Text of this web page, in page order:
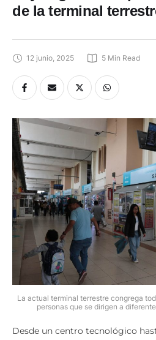
de la terminal
12 junio, 2025 5 Min Read
La actual terminal terrestre congrega
personas que se dirigen a
Desde un centro tecnológico